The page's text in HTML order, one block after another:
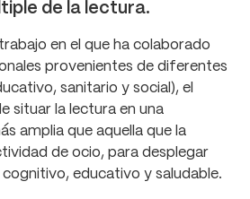
de la lectura.
en el que ha colaborado
provenientes de diferentes
sanitario y social), el
situar la lectura en una
amplia que aquella que la
de ocio, para desplegar
educativo y saludable.